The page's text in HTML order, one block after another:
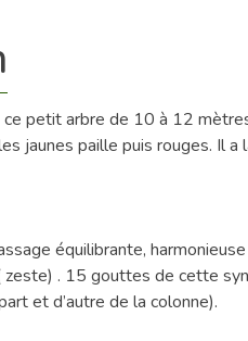
ce petit arbre de 10 à 12
jaunes paille puis rouges. Il
équilibrante,
. 15 gouttes de cette
et d’autre de la colonne).